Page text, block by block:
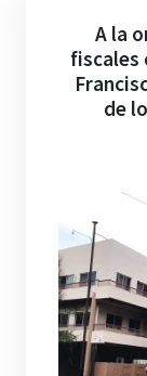
A la
fiscales
de